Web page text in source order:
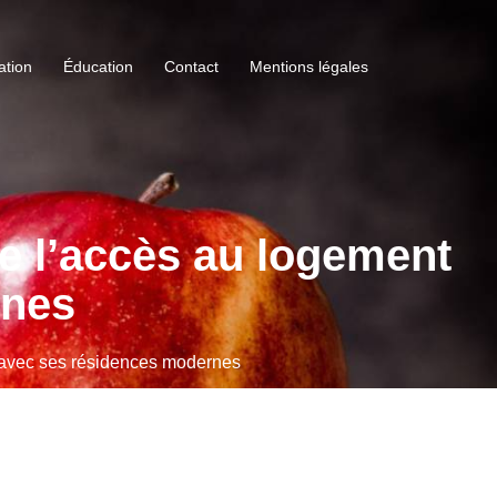
Éducation Contact Mentions légales
l’accès au logement
ses résidences modernes